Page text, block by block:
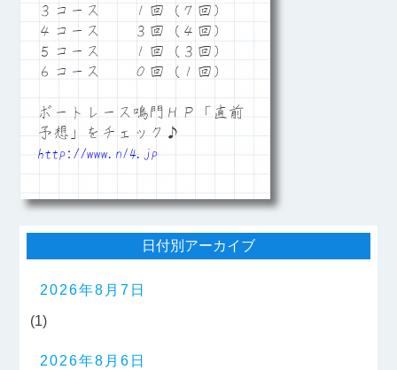
３コース １回（７回）
４コース ３回（４回）
５コース １回（３回）
６コース ０回（１回）
ボートレース鳴門ＨＰ「直前
予想」をチェック♪
http://www.n14.jp
日付別アーカイブ
2026年8月7日
(1)
2026年8月6日